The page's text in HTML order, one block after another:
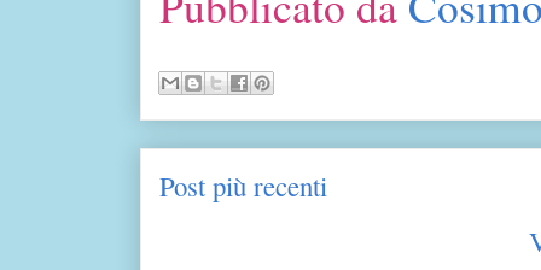
Post più recenti